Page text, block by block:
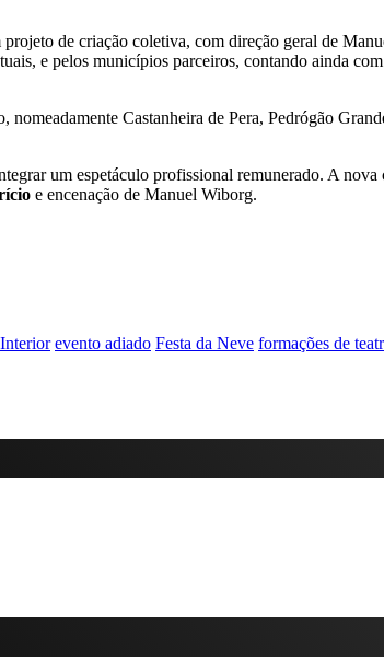
de criação coletiva, com direção geral de
e pelos municípios parceiros, contando ainda
Castanheira de Pera, Pedrógão
um espetáculo profissional remunerado. A
e encenação de Manuel Wiborg.
evento adiado Festa da Neve formações de